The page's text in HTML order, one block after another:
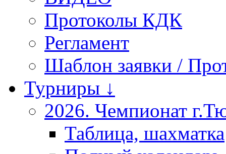
Протоколы КДК
Регламент
Шаблон заявки /
Турниры ↓
2026. Чемпионат
Таблица, шахматка